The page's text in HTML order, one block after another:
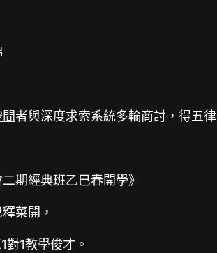
間者與深度求索系統多輪商討，得五
期經典班乙巳春開學》
菜開，
1對1教學俊才。